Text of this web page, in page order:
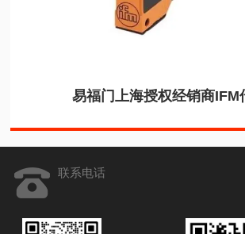
易福门上海授权经销商IFM
联系电话